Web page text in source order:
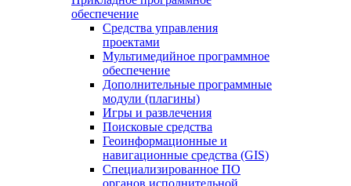
обеспечение
Средства управления
проектами
Мультимедийное программное
обеспечение
Дополнительные программные
модули (плагины)
Игры и развлечения
Поисковые средства
Геоинформационные и
навигационные средства (GIS)
Специализированное ПО
органов исполнительной